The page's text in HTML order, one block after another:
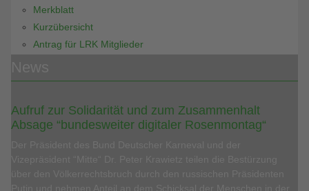
Merkblatt
Kurzübersicht
Antrag für LRK Mitglieder
Aufruf zur Solidarität und zum Zusammenhalt
Absage “bundesweiter digitaler Rosenmontag“